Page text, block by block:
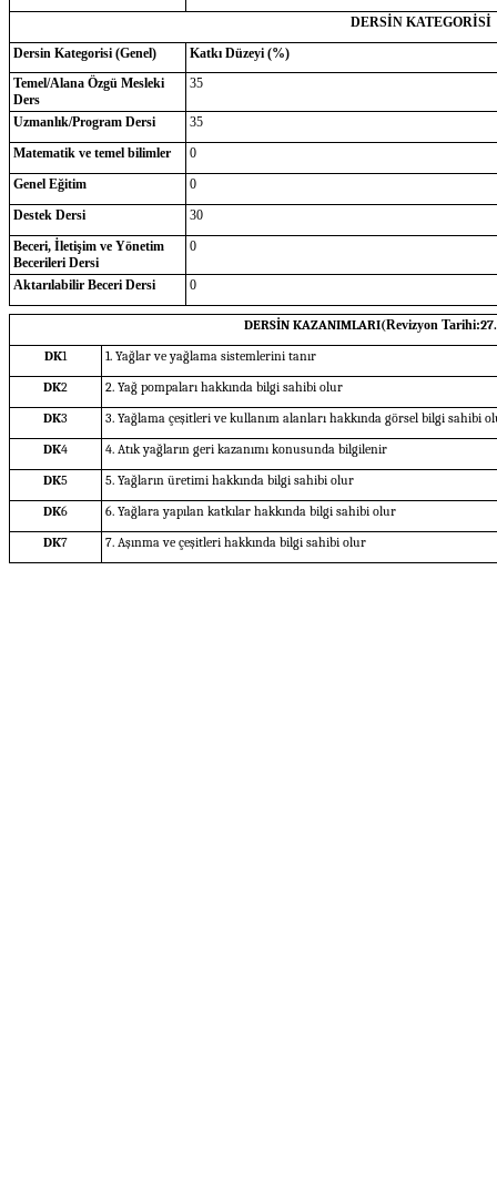
DERSİN KATEGORİSİ
Dersin Kategorisi (Genel)
Katkı Düzeyi (%)
Temel/Alana Özgü Mesleki
Ders
35
Uzmanlık/Program Dersi
35
Matematik ve temel bilimler
0
Genel Eğitim
0
Destek Dersi
30
Beceri, İletişim ve Yönetim
Becerileri Dersi
0
Aktarılabilir Beceri Dersi 0
DERSİN KAZANIMLARI(Revizyon Tarihi:
DK1
1. Yağlar ve yağlama sistemlerini tanır
DK2
2. Yağ pompaları hakkında bilgi sahibi olur
DK3
3. Yağlama çeşitleri ve kullanım alanları hakkında görsel bilgi sahibi
DK4
4. Atık yağların geri kazanımı konusunda bilgilenir
DK5
5. Yağların üretimi hakkında bilgi sahibi olur
DK6
6. Yağlara yapılan katkılar hakkında bilgi sahibi olur
DK7 7. Aşınma ve çeşitleri hakkında bilgi sahibi olur